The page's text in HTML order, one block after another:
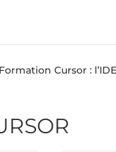
Formation Cursor :